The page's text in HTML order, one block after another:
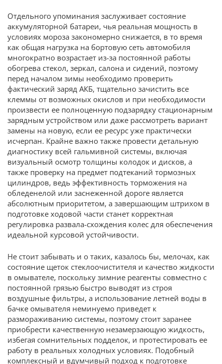
Отдельного упоминания заслуживает состояние
аккумуляторной батареи, чья реальная мощность в
условиях мороза закономерно снижается, в то время
как общая нагрузка на бортовую сеть автомобиля
многократно возрастает из-за постоянной работы
обогрева стекол, зеркал, салона и сидений, поэтому
перед началом зимы необходимо проверить
фактический заряд АКБ, тщательно зачистить все
клеммы от возможных окислов и при необходимости
произвести ее полноценную подзарядку стационарным
зарядным устройством или даже рассмотреть вариант
замены на новую, если ее ресурс уже практически
исчерпан. Крайне важно также провести детальную
диагностику всей гальмивной системы, включая
визуальный осмотр толщины колодок и дисков, а
также проверку на предмет подтеканий тормозных
цилиндров, ведь эффективность торможения на
обледенелой или заснеженной дороге является
абсолютным приоритетом, а завершающим штрихом в
подготовке ходовой части станет корректная
регулировка развала-схождения колес для обеспечения
идеальной курсовой устойчивости.
Не стоит забывать и о таких, казалось бы, мелочах, как
состояние щеток стеклоочистителя и качество жидкости
в омывателе, поскольку зимние реагенты совместно с
постоянной грязью быстро выводят из строя
воздушные фильтры, а использование летней воды в
бачке омывателя неминуемо приведет к
размораживанию системы, поэтому стоит заранее
приобрести качественную незамерзающую жидкость,
избегая сомнительных подделок, и протестировать ее
работу в реальных холодных условиях. Подобный
комплексный и вдумчивый подход к подготовке